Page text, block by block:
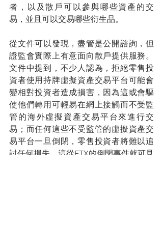
者，以及散戶可以參與哪些資產的交
易，並且可以交易哪些衍生品。
從文件可以發現，盡管是公開諮詢，但
證監會實際上有意面向散戶提供服務。
文件中提到，不少人認為，拒絕零售投
資者使用持牌虛擬資產交易平台可能會
變相對投資者造成損害，因為這或會驅
使他們轉用可輕易在網上接觸而不受監
管的海外虛擬資產交易平台來進行交
易；而任何這些不受監管的虛擬資產交
易平台一旦倒閉，零售投資者將難以追
討任何損失。這從FTX的倒閉事件就可見